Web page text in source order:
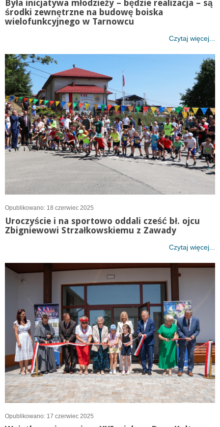
Była inicjatywa młodzieży – będzie realizacja – są
środki zewnętrzne na budowę boiska
wielofunkcyjnego w Tarnowcu
Czytaj więcej...
Opublikowano: 18 czerwiec 2025
Uroczyście i na sportowo oddali cześć bł. ojcu
Zbigniewowi Strzałkowskiemu z Zawady
Czytaj więcej...
Opublikowano: 17 czerwiec 2025